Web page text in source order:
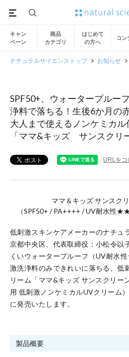
キャン
ペーン
商品
カテゴリ
はじめて
の方へ
コン
ナチュラルサイエンストップ お知らせ
SPF50+、ウォータープルー
浄料で落ちる！生後6か月の
大人まで使えるノンケミカル
「ママ&キッズ サンスクリ
URLをコ
ママ＆キッズ サンスク
（SPF50+ / PA++++ / UV耐水性
低刺激スキンケアメーカーのナチュ
京都中央区、代表取締役：小松令以
くいウォータープルーフ（UV耐水
激洗浄料のみできれいに落ちる、低
リーム「ママ&キッズ サンスクリー
用 低刺激ノンケミカルUVクリーム
に発売いたします。
製品概要